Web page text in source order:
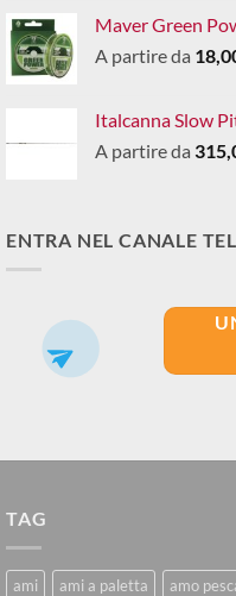
Maver Green
A partire da
Italcanna Slow
A partire da
ENTRA NEL CANALE
TAG
ami ami a paletta amo